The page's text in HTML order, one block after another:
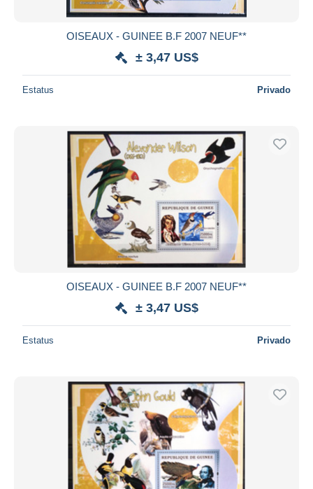
OISEAUX - GUINEE B.F 2007 NEUF**
± 3,47 US$
Estatus Privado
OISEAUX - GUINEE B.F 2007 NEUF**
± 3,47 US$
Estatus Privado